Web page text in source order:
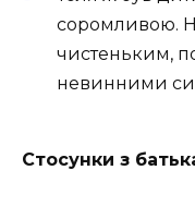
соромливою.
чистеньким,
невинними
Стосунки з